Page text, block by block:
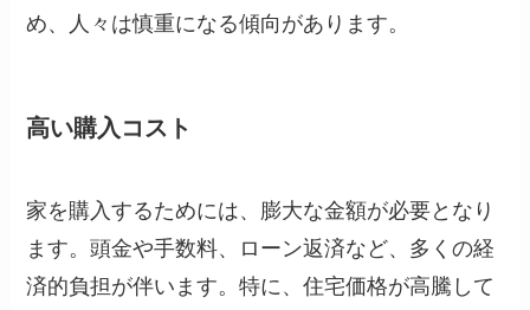
め、人々は慎重になる傾向があります。
高い購入コスト
家を購入するためには、膨大な金額が必要となり
ます。頭金や手数料、ローン返済など、多くの経
済的負担が伴います。特に、住宅価格が高騰して